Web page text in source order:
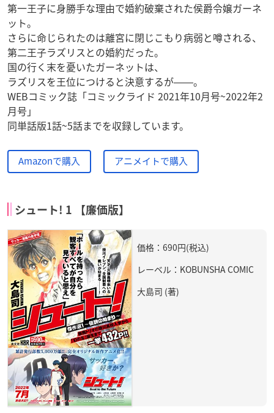
第一王子に身勝手な理由で婚約破棄された侯爵令嬢ガーネ
ット。
さらに命じられたのは離宮に閉じこもり病弱と噂される、
第二王子ラズリスとの婚約だった。
国の行く末を憂いたガーネットは、
ラズリスを王位につけると決意するが――。
WEBコミック誌「コミックライド 2021年10月号~2022年2
月号」
同単話版1話~5話までを収録しています。
Amazonで購入 アニメイトで購入
シュート! 1 【廉価版】
価格：690円(税込)
レーベル：KOBUNSHA COMIC
大島司 (著)